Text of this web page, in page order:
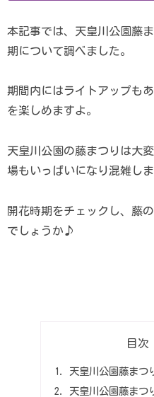
本記事では、天皇川公園藤
期について調べました。
期間内にはライトアップも
を楽しめますよ。
天皇川公園の藤まつりは大
場もいっぱいになり混雑しま
開花時期をチェックし、藤
でしょうか♪
目次
天皇川公園藤まつ
天皇川公園藤まつ